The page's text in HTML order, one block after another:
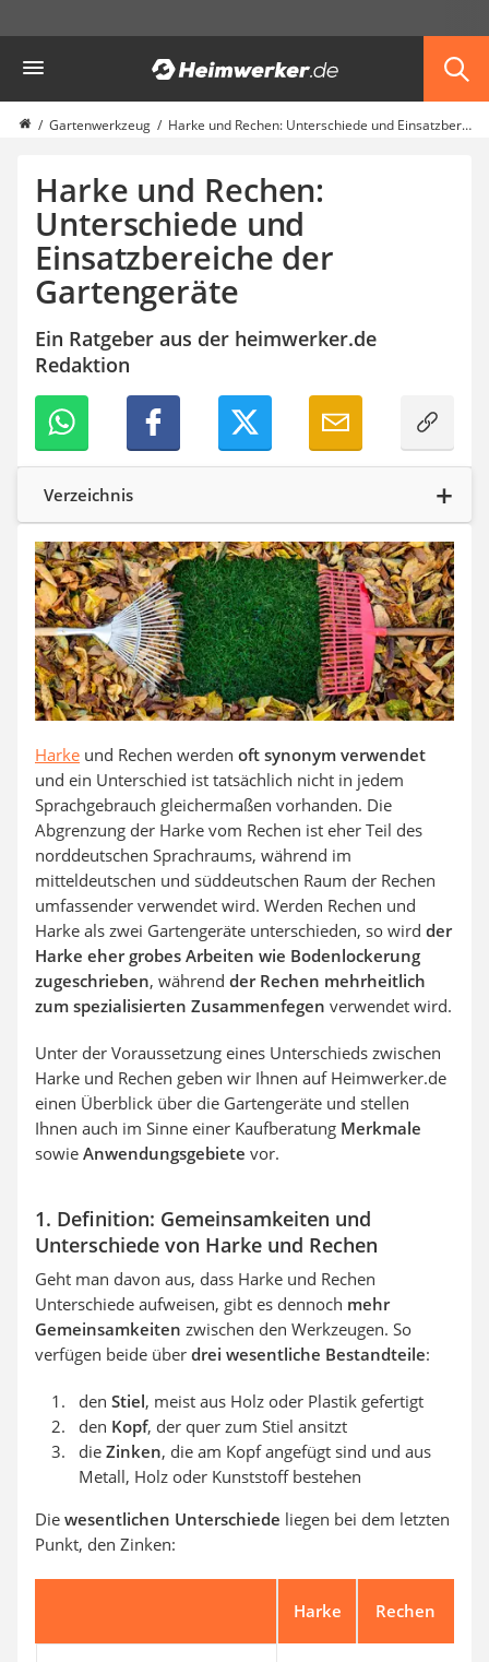
Garten
Akku-Laubsauger
Faltpavillon
Schlauchtrommel
Solar-Lichterkette außen
Teleskopleiter
Ameisengift
Pavillon
Sichtschutzstreifen
Akku-Vertikutierer
Koifutter
Kassettenmarkise
Bosch-Heckenschere
Stihl-Laubbläser
Minidumper
Auffahrrampe
Gartenwerkzeug Harke und Rechen: Unterschiede und Einsatzbereiche der Gartengeräte
Harke und Rechen:
Unterschiede und
Einsatzbereiche der
Gartengeräte
Ein Ratgeber aus der heimwerker.de
Redaktion
Verzeichnis
Harke und Rechen werden oft synonym verwendet
und ein Unterschied ist tatsächlich nicht in jedem
Sprachgebrauch gleichermaßen vorhanden. Die
Abgrenzung der Harke vom Rechen ist eher Teil des
norddeutschen Sprachraums, während im
mitteldeutschen und süddeutschen Raum der Rechen
umfassender verwendet wird. Werden Rechen und
Harke als zwei Gartengeräte unterschieden, so wird der
Harke eher grobes Arbeiten wie Bodenlockerung
zugeschrieben, während der Rechen mehrheitlich
zum spezialisierten Zusammenfegen verwendet wird.
Unter der Voraussetzung eines Unterschieds zwischen
Harke und Rechen geben wir Ihnen auf Heimwerker.de
einen Überblick über die Gartengeräte und stellen
Ihnen auch im Sinne einer Kaufberatung Merkmale
sowie Anwendungsgebiete vor.
1. Definition: Gemeinsamkeiten und
Unterschiede von Harke und Rechen
Geht man davon aus, dass Harke und Rechen
Unterschiede aufweisen, gibt es dennoch mehr
Gemeinsamkeiten zwischen den Werkzeugen. So
verfügen beide über drei wesentliche Bestandteile:
den Stiel, meist aus Holz oder Plastik gefertigt
den Kopf, der quer zum Stiel ansitzt
die Zinken, die am Kopf angefügt sind und aus
Metall, Holz oder Kunststoff bestehen
Die wesentlichen Unterschiede liegen bei dem letzten
Punkt, den Zinken:
Harke Rechen